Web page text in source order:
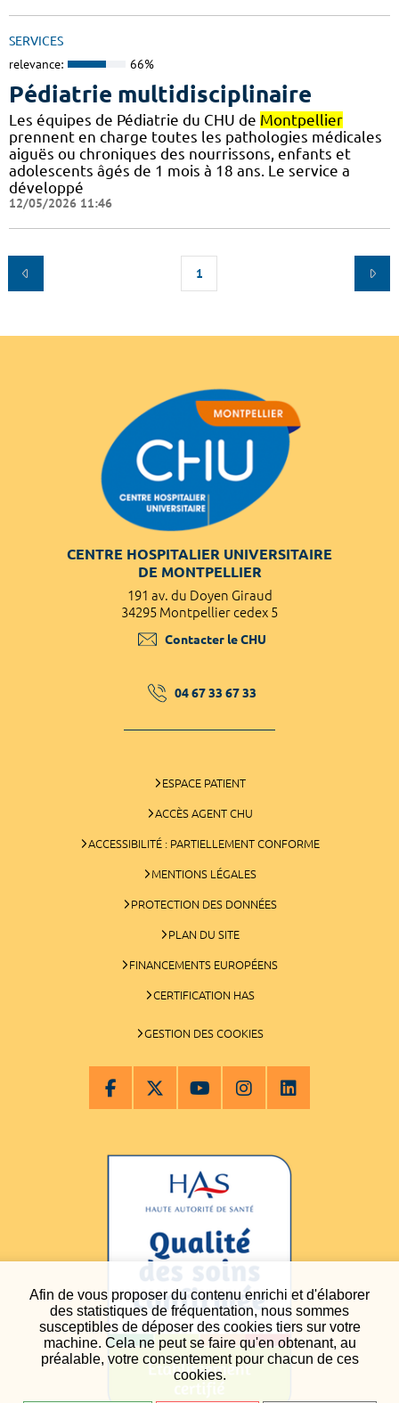
Afin de vous proposer du contenu enrichi et d'élaborer
des statistiques de fréquentation, nous sommes
susceptibles de déposer des cookies tiers sur votre
machine. Cela ne peut se faire qu'en obtenant, au
préalable, votre consentement pour chacun de ces
cookies.
SERVICES
relevance: 66%
Pédiatrie multidisciplinaire
Les équipes de Pédiatrie du CHU de Montpellier
prennent en charge toutes les pathologies médicales
aiguës ou chroniques des nourrissons, enfants et
adolescents âgés de 1 mois à 18 ans. Le service a
développé
12/05/2026 11:46
1
CENTRE HOSPITALIER UNIVERSITAIRE
DE MONTPELLIER
191 av. du Doyen Giraud
34295 Montpellier cedex 5
Contacter le CHU
04 67 33 67 33
ESPACE PATIENT
ACCÈS AGENT CHU
ACCESSIBILITÉ : PARTIELLEMENT CONFORME
MENTIONS LÉGALES
PROTECTION DES DONNÉES
PLAN DU SITE
FINANCEMENTS EUROPÉENS
CERTIFICATION HAS
GESTION DES COOKIES